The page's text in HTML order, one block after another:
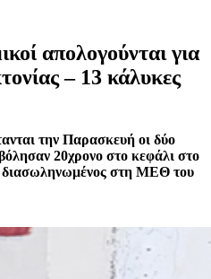
απολογούνται για
– 13 κάλυκες
την Παρασκευή οι δύο
20χρονο στο κεφάλι στο
διασωληνωμένος στη ΜΕΘ του